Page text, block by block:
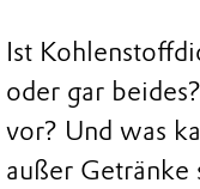
Ist
oder gar
vor? Und was
außer Getränke